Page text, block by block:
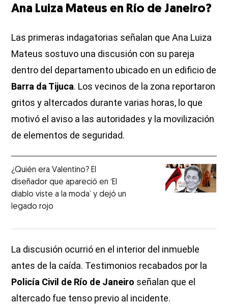
Ana Luiza Mateus en Río de Janeiro?
Las primeras indagatorias señalan que Ana Luiza
Mateus sostuvo una discusión con su pareja
dentro del departamento ubicado en un edificio de
Barra da Tijuca. Los vecinos de la zona reportaron
gritos y altercados durante varias horas, lo que
motivó el aviso a las autoridades y la movilización
de elementos de seguridad.
¿Quién era Valentino? El
diseñador que apareció en ‘El
diablo viste a la moda’ y dejó un
legado rojo
La discusión ocurrió en el interior del inmueble
antes de la caída. Testimonios recabados por la
Policía Civil de Río de Janeiro señalan que el
altercado fue tenso previo al incidente.